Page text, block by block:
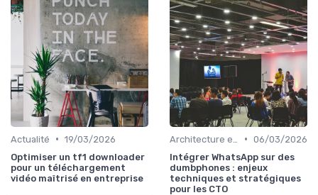
Actualité • 19/03/2026
Optimiser un tf1 downloader
pour un téléchargement
vidéo maîtrisé en entreprise
• 06/03/2026
Intégrer WhatsApp sur des
dumbphones : enjeux
techniques et stratégiques
pour les CTO